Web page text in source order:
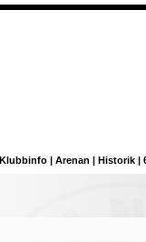
Klubbinfo | Arenan | Historik |